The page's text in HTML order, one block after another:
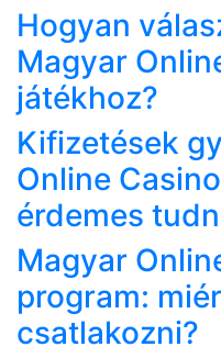
Hogyan
Magyar
játékhoz?
Kifizetések
Online
érdemes
Magyar
program:
csatlakozni?